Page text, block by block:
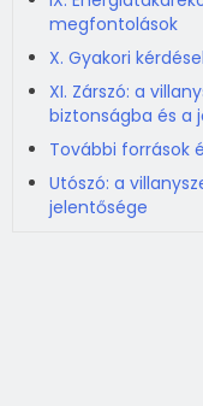
megfontolások
X. Gyakori
XI. Zárszó: a
biztonságba és a
További források
Utószó: a
jelentősége